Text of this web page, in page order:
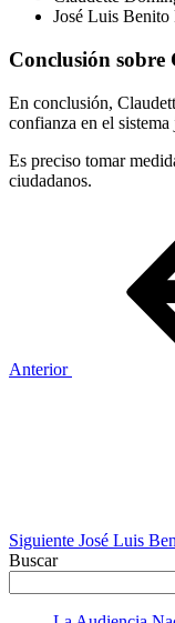
José Luis Benito
Conclusión sobre
En conclusión,
confianza en el
Es preciso tomar
ciudadanos.
Anterior
Siguiente José Luis
Buscar